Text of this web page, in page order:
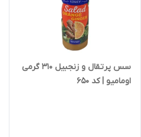
سس پرتقال و زنجبیل 310 گرمی
اومامیو | کد 650